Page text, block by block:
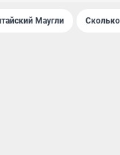
Маугли